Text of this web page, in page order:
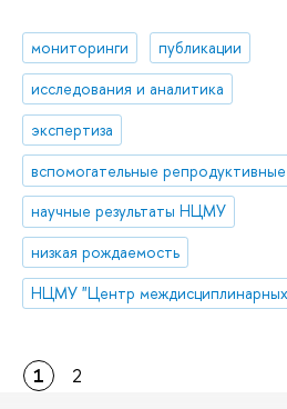
мониторинги
публикации
исследования и аналитика
экспертиза
научные результаты НЦМУ
низкая рождаемость
1 2